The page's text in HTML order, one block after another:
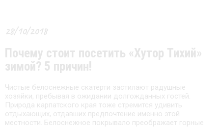
28/10/2018
Почему стоит посетить «Хутор Тихий»
зимой? 5 причин!
Чистые белоснежные скатерти застилают радушные
хозяйки, пребывая в ожидании долгожданных гостей.
Природа карпатского края тоже стремится удивить
отдыхающих, отдавших предпочтение именно этой
местности. Белоснежное покрывало преображает горные